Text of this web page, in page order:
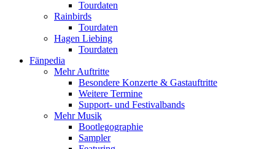
Tourdaten
Rainbirds
Tourdaten
Hagen Liebing
Tourdaten
Fänpedia
Mehr Auftritte
Besondere Konzerte & Gastauftritte
Weitere Termine
Support- und Festivalbands
Mehr Musik
Bootlegographie
Sampler